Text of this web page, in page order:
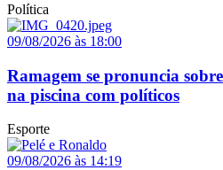
Política
09/08/2026 às 18:00
Ramagem se pronuncia
na piscina com políticos
Esporte
09/08/2026 às 14:19